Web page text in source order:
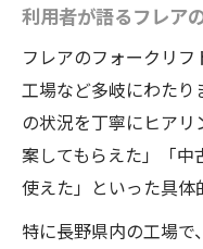
利用者が語るフレア
フレアのフォークリフ
工場など多岐にわたり
の状況を丁寧にヒア
案してもらえた」「中
使えた」といった具体
特に長野県内の工場